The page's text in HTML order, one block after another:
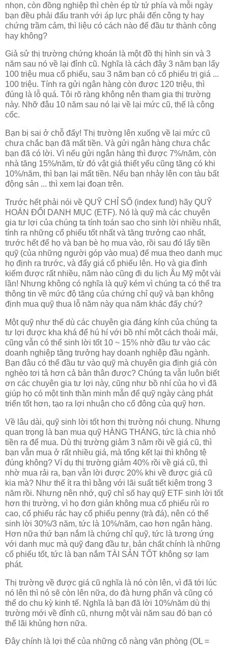
nhọn, còn đồng nghiệp thì chèn ép từ tứ phía và mỗi ngày
bạn đều phải đấu tranh với áp lực phải đến công ty hay
chứng trầm cảm, thì liệu có cách nào để đầu tư thành công
hay không?
Giả sử thị trường chứng khoán là một đồ thị hình sin và 3
năm sau nó về lại đỉnh cũ. Nghĩa là cách đây 3 năm bạn lấy
100 triệu mua cổ phiếu, sau 3 năm bạn có cổ phiếu trị giá ...
100 triệu. Tính ra gửi ngân hàng còn được 120 triệu, thì
đúng là lỗ quá. Tôi rõ ràng không nên tham gia thị trường
này. Nhỡ đâu 10 năm sau nó lại về lại mức cũ, thế là công
cốc.
Bạn bị sai ở chỗ đấy! Thị trường lên xuống về lại mức cũ
chưa chắc bạn đã mất tiền. Và gửi ngân hàng chưa chắc
bạn đã có lời. Vì nếu gửi ngân hàng thì được 7%/năm, còn
nhà tăng 15%/năm, từ đó vật giá thiết yếu cũng tăng có khi
10%/năm, thì bạn lại mất tiền. Nếu bạn nhảy lên con tàu bất
động sản ... thì xem lại đoạn trên.
Trước hết phải nói về QUỸ CHỈ SỐ (index fund) hãy QUỸ
HOÁN ĐỔI DANH MỤC (ETF). Nó là quỹ mà các chuyên
gia tư lợi của chúng ta tính toán sao cho sinh lời nhiều nhất,
tính ra những cổ phiếu tốt nhất và tăng trưởng cao nhất,
trước hết để họ và bạn bè họ mua vào, rồi sau đó lấy tiền
quỹ (của những người góp vào mua) để mua theo danh mục
họ định ra trước, và đẩy giá cổ phiếu lên. Họ và gia đình
kiếm được rất nhiều, năm nào cũng đi du lịch Âu Mỹ một vài
lần! Nhưng không có nghĩa là quỹ kém vì chúng ta có thể tra
thông tin về mức độ tăng của chứng chỉ quỹ và bạn không
định mua quỹ thua lỗ năm này qua năm khác đấy chứ?
Một quỹ như thế dù các chuyên gia đáng kính của chúng ta
tư lợi được kha khá để hú hí với bồ nhí một cách thoải mái,
cũng vẫn có thể sinh lời tốt 10 ~ 15% nhờ đầu tư vào các
doanh nghiệp tăng trưởng hay doanh nghiệp đầu ngành.
Bạn đâu có thể đầu tư vào quỹ mà chuyên gia định giá còn
nghèo tơi tả hơn cả bản thân được? Chúng ta vẫn luôn biết
ơn các chuyên gia tư lợi này, cũng như bồ nhí của họ vì đã
giúp họ có một tinh thần minh mẫn để quỹ ngày càng phát
triển tốt hơn, tạo ra lợi nhuận cho cổ đông của quỹ hơn.
Về lâu dài, quỹ sinh lời tốt hơn thị trường nói chung. Nhưng
quan trọng là bạn mua quỹ HÀNG THÁNG, tức là chia nhỏ
tiền ra để mua. Dù thị trường giảm 3 năm rồi về giá cũ, thì
bạn vẫn mua ở rất nhiều giá, mà tổng kết lại thì không tệ
đúng không? Ví dụ thị trường giảm 40% rồi về giá cũ, thì
nhờ mua rải ra, bạn vẫn lời được 20% khi về được giá cũ
kia mà? Như thế ít ra thì bằng với lãi suất tiết kiệm trong 3
năm rồi. Nhưng nên nhớ, quỹ chỉ số hay quỹ ETF sinh lời tốt
hơn thị trường, vì họ đơn giản không mua cổ phiếu rủi ro
cao, cổ phiếu rác hay cổ phiếu penny (trà đá), nên có thể
sinh lời 30%/3 năm, tức là 10%/năm, cao hơn ngân hàng.
Hơn nữa thứ bạn nắm là chứng chỉ quỹ, tức là tương ứng
với danh mục mà quỹ đang đầu tư, bản chất chính là những
cổ phiếu tốt, tức là bạn nắm TÀI SẢN TỐT không sợ lạm
phát.
Thị trường về được giá cũ nghĩa là nó còn lên, vì đã tới lúc
nó lên thì nó sẽ còn lên nữa, do đà hưng phấn và cũng có
thể do chu kỳ kinh tế. Nghĩa là bạn đã lời 10%/năm dù thị
trường mới về đỉnh cũ, nhưng một vài năm sau đó bạn có
thể lãi khủng hơn nữa.
Đây chính là lợi thế của những cô nàng văn phòng (OL =